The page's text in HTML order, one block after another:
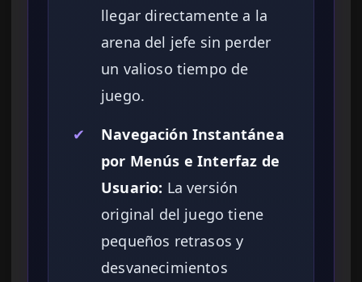
llegar directamente a la
arena del jefe sin perder
un valioso tiempo de
juego.
✔
Navegación Instantánea
por Menús e Interfaz de
Usuario: La versión
original del juego tiene
pequeños retrasos y
desvanecimientos